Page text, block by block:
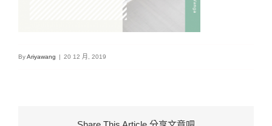
ByAriyawang | 20 12 月, 2019